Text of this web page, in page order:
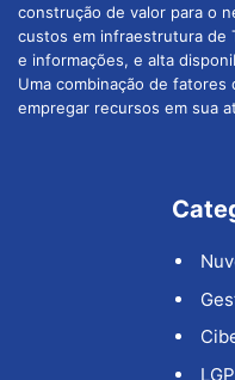
construção de valor para o
custos em infraestrutura de
e informações, e alta
Uma combinação de
empregar recursos em sua